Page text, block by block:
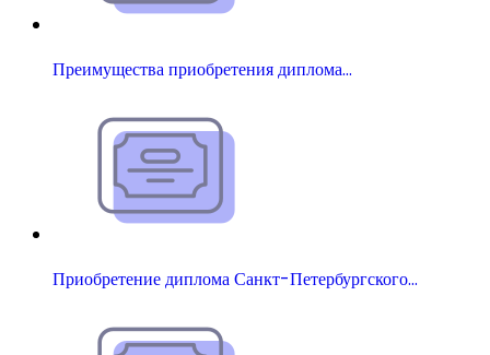
Преимущества приобретения диплома…
Приобретение диплома Санкт-Петербургского…